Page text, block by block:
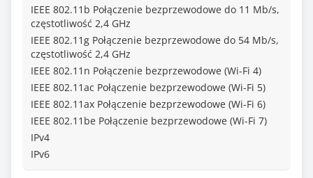
IEEE 802.11b Połączenie bezprzewodowe do 11 Mb/s,
częstotliwość 2,4 GHz
IEEE 802.11g Połączenie bezprzewodowe do 54 Mb/s,
częstotliwość 2,4 GHz
IEEE 802.11n Połączenie bezprzewodowe (Wi-Fi 4)
IEEE 802.11ac Połączenie bezprzewodowe (Wi-Fi 5)
IEEE 802.11ax Połączenie bezprzewodowe (Wi-Fi 6)
IEEE 802.11be Połączenie bezprzewodowe (Wi-Fi 7)
IPv4
IPv6